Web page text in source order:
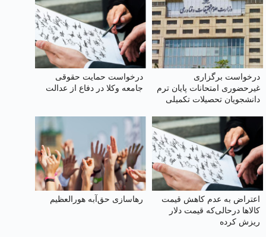
درخواست برگزاری
غیرحضوری امتحانات پایان ترم
دانشجویان تحصیلات تکمیلی
توجه به شرایط جنگی
درخواست حمایت حقوقی
جامعه وکلا در دفاع از عدالت
اعتراض به عدم کاهش‌ قیمت
کالاها درحالی‌که قیمت دلار
ریزش کرده
رهاسازی حق‌آبه هورالعظیم